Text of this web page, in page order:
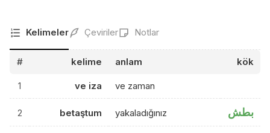
Kelimeler Çeviriler Notlar
# kelime anlam kök
1 ve iza ve zaman
2 betaştum yakaladığınız بطش